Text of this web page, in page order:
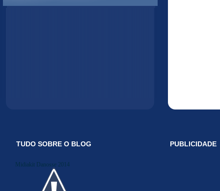
TUDO SOBRE O BLOG
Midiakit Danosse 2014
PUBLICIDADE